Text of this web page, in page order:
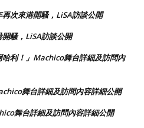
次來港開騷，LiSA訪談公開
騷，LiSA訪談公開
哈利！」Machico舞台詳細及訪問內
舞台詳細及訪問內容詳細公開
舞台詳細及訪問內容詳細公開